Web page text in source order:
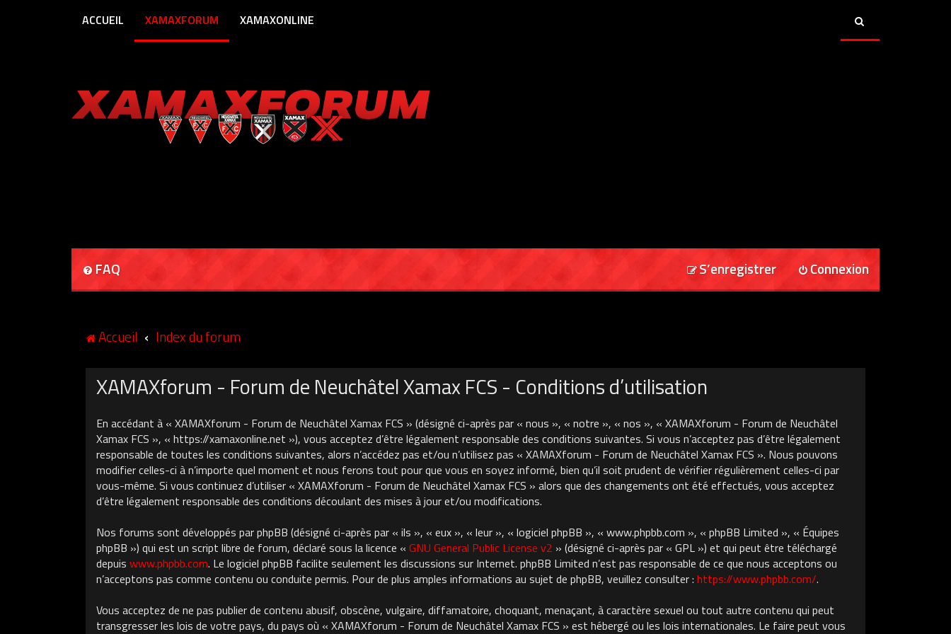
ACCUEIL XAMAXFORUM XAMAXONLINE
FAQ Connexion
S’enregistrer
Accueil Index du forum
XAMAXforum - Forum de Neuchâtel Xamax FCS - Conditions d’utilisation
En accédant à « XAMAXforum - Forum de Neuchâtel Xamax FCS » (désigné ci-après par « nous », « notre », « nos », « XAMAXforum - Forum de Neuchâtel
Xamax FCS », « https://xamaxonline.net »), vous acceptez d’être légalement responsable des conditions suivantes. Si vous n’acceptez pas d’être légalement
responsable de toutes les conditions suivantes, alors n’accédez pas et/ou n’utilisez pas « XAMAXforum - Forum de Neuchâtel Xamax FCS ». Nous pouvons
modifier celles-ci à n’importe quel moment et nous ferons tout pour que vous en soyez informé, bien qu’il soit prudent de vérifier régulièrement celles-ci par
vous-même. Si vous continuez d’utiliser « XAMAXforum - Forum de Neuchâtel Xamax FCS » alors que des changements ont été effectués, vous acceptez
d’être légalement responsable des conditions découlant des mises à jour et/ou modifications.
Nos forums sont développés par phpBB (désigné ci-après par « ils », « eux », « leur », « logiciel phpBB », « www.phpbb.com », « phpBB Limited », « Équipes
phpBB ») qui est un script libre de forum, déclaré sous la licence « GNU General Public License v2 » (désigné ci-après par « GPL ») et qui peut être téléchargé
depuis www.phpbb.com. Le logiciel phpBB facilite seulement les discussions sur Internet. phpBB Limited n’est pas responsable de ce que nous acceptons ou
n’acceptons pas comme contenu ou conduite permis. Pour de plus amples informations au sujet de phpBB, veuillez consulter : https://www.phpbb.com/.
Vous acceptez de ne pas publier de contenu abusif, obscène, vulgaire, diffamatoire, choquant, menaçant, à caractère sexuel ou tout autre contenu qui peut
transgresser les lois de votre pays, du pays où « XAMAXforum - Forum de Neuchâtel Xamax FCS » est hébergé ou les lois internationales. Le faire peut vous